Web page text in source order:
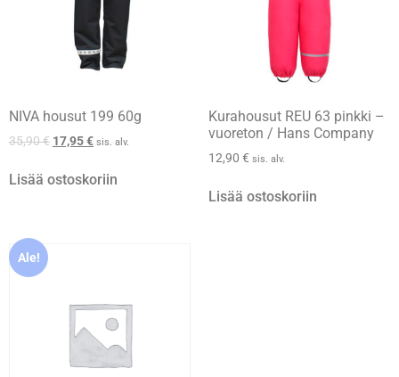
NIVA housut 199 60g
35,90€ 17,95€ sis. alv.
Lisää ostoskoriin
Kurahousut REU 63 pinkki –
vuoreton / Hans Company
12,90 € sis. alv.
Lisää ostoskoriin
Ale!